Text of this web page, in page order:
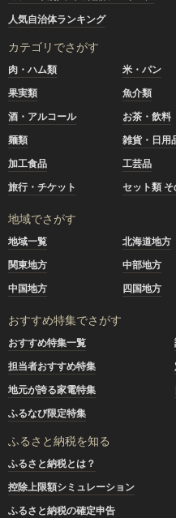
人気自治体ランキング
カテゴリでさがす
肉・ハム類 米・パン
果実類
魚介類
酒・アルコール
お茶・飲料
麺類
雑貨・日用
加工食品
工芸品
旅行・チケット
セット類 そ
地域でさがす
地域一覧 北海道地方
関東地方
中部地方
中国地方
四国地方
おすすめ特集でさがす
おすすめ特集一覧
担当者おすすめ特集
地元が誇る家電特集
ふるなび限定特集
ふるさと納税を知る
ふるさと納税とは？
控除上限額シミュレーション
ふるさと納税の確定申告